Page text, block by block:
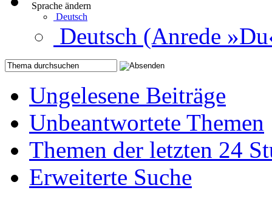
Sprache ändern
Deutsch
Deutsch (Anrede
Ungelesene Beiträge
Unbeantwortete Themen
Themen der letzten 24
Erweiterte Suche